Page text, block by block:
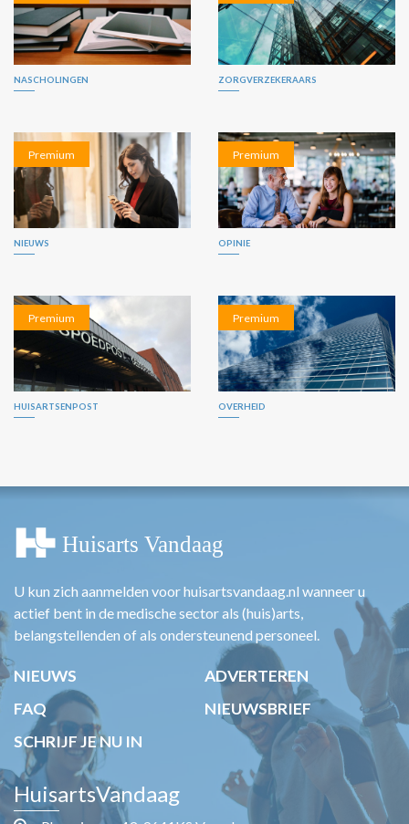
NASCHOLINGEN ZORGVERZEKERAARS
Premium
NIEUWS
Premium
OPINIE
Premium
HUISARTSENPOST
Premium
OVERHEID
U kun zich aanmelden voor huisartsvandaag.nl wanneer u
actief bent in de medische sector als (huis)arts,
belangstellenden of als ondersteunend personeel.
NIEUWS
ADVERTEREN
FAQ
NIEUWSBRIEF
SCHRIJF JE NU IN
HuisartsVandaag